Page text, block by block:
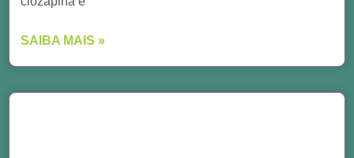
SAIBA MAIS »